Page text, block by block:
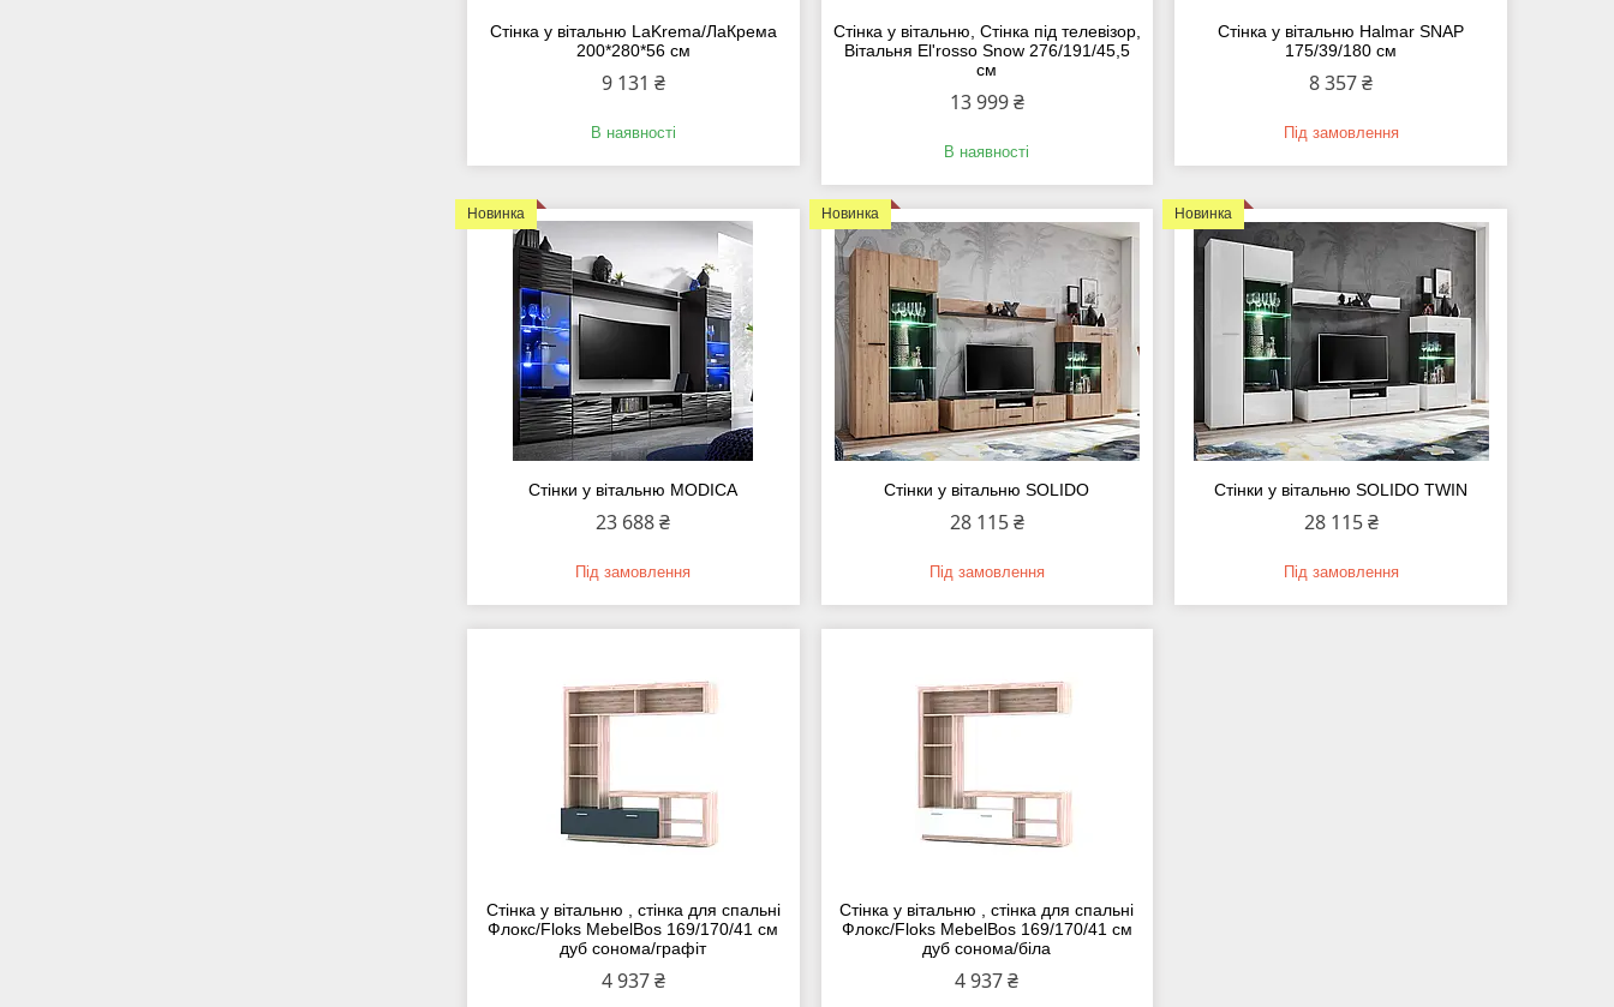
Стінка у вітальню LaKrema/ЛаКрема
200*280*56 см
9 131 ₴
В наявності
Стінка у вітальню, Стінка під телевізор,
Вітальня El'rosso Snow 276/191/45,5
см
13 999 ₴
В наявності
Стінка у вітальню Halmar SNAP
175/39/180 см
8 357 ₴
Під замовлення
Новинка
Стінки у вітальню MODICA
23 688 ₴
Під замовлення
Новинка
Стінки у вітальню SOLIDO
28 115 ₴
Під замовлення
Новинка
Стінки у вітальню SOLIDO TWIN
28 115 ₴
Під замовлення
Стінка у вітальню , стінка для спальні
Флокс/Floks MebelBos 169/170/41 см
дуб сонома/графіт
4 937 ₴
Стінка у вітальню , стінка для спальні
Флокс/Floks MebelBos 169/170/41 см
дуб сонома/біла
4 937 ₴